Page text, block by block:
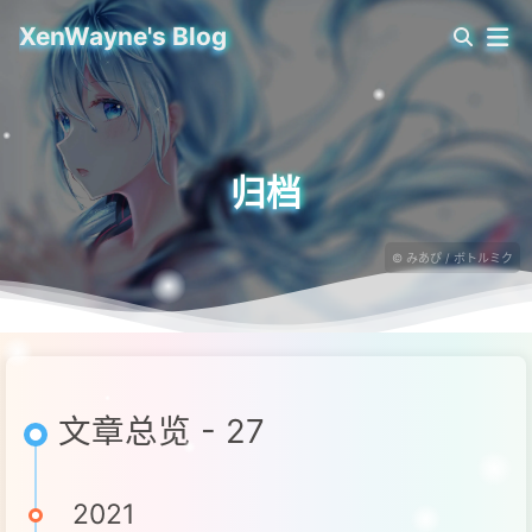
XenWayne's Blog
归档
© みあぴ / ボトルミク
文章总览 - 27
2021